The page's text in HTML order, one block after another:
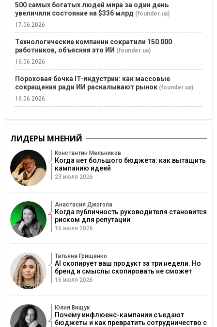
500 самых богатых людей мира за один день
увеличили состояние на $336 млрд (founder.ua)
17.06.2026
Технологические компании сократили 150 000
работников, объясняя это ИИ (founder.ua)
16.06.2026
Пороховая бочка IT-индустрии: как массовые
сокращения ради ИИ раскалывают рынок (founder.ua)
16.06.2026
ЛИДЕРЫ МНЕНИЙ
Константин Мельников
Когда нет большого бюджета: как вытащить
кампанию идеей
23 июля 2026
Анастасия Джогола
Когда публичность руководителя становится
риском для репутации
16 июля 2026
Татьяна Грищенко
AI скопирует ваш продукт за три недели. Но
бренд и смыслы скопировать не сможет
16 июля 2026
Юлия Вищук
Почему инфлюенс-кампании съедают
бюджеты и как превратить сотрудничество с